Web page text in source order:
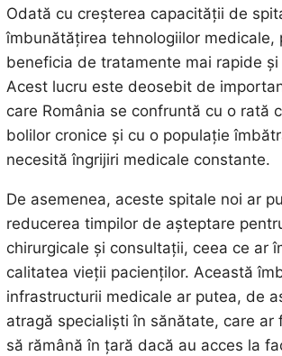
Odată cu creșterea capacității de
îmbunătățirea tehnologiilor medicale,
beneficia de tratamente mai rapide
Acest lucru este deosebit de
care România se confruntă cu o rată
bolilor cronice și cu o populație
necesită îngrijiri medicale constante.
De asemenea, aceste spitale noi ar
reducerea timpilor de așteptare
chirurgicale și consultații, ceea ce ar
calitatea vieții pacienților. Această
infrastructurii medicale ar putea, de
atragă specialiști în sănătate, care ar
să rămână în țară dacă au acces la